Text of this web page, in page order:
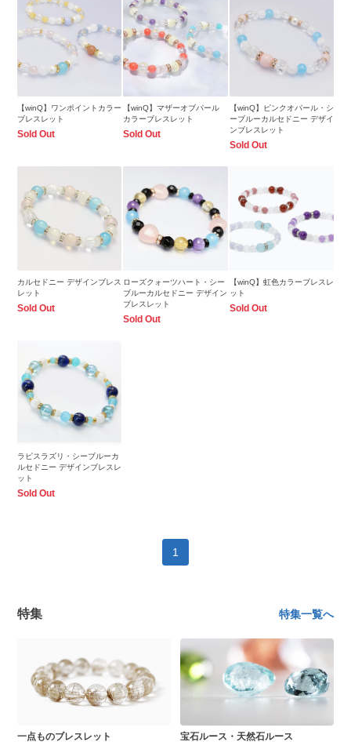
【winQ】ワンポイントカラー
ブレスレット
Sold Out
【winQ】マザーオブパール
カラーブレスレット
Sold Out
【winQ】ピンクオパール・シ
ーブルーカルセドニー デザイ
ンブレスレット
Sold Out
カルセドニー デザインブレス
レット
Sold Out
ローズクォーツハート・シー
ブルーカルセドニー デザイン
ブレスレット
Sold Out
【winQ】虹色カラーブレスレ
ット
Sold Out
ラピスラズリ・シーブルーカ
ルセドニー デザインブレスレ
ット
Sold Out
1
特集 特集一覧へ
一点ものブレスレット 宝石ルース・天然石ルース